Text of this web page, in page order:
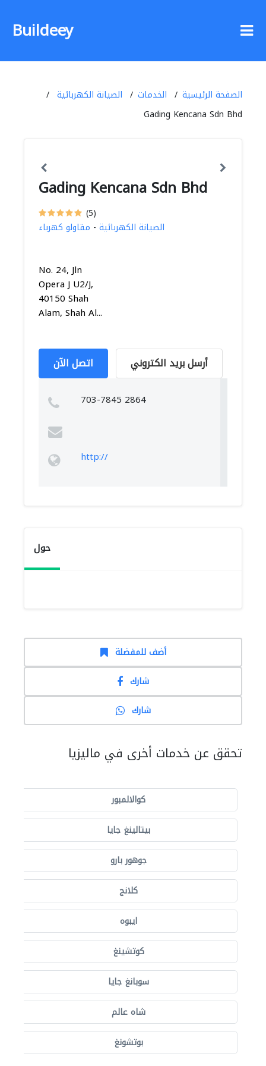
Buildeey
الصفحة الرئيسية الخدمات
الصيانة الكهربائية
Gading Kencana Sdn Bhd
Gading Kencana Sdn Bhd
(5)
الصيانة الكهربائية - مقاولو كهرباء
No. 24, Jln
Opera J U2/J,
40150 Shah
Alam, Shah Al...
اتصل الآن أرسل بريد الكتروني
703-7845 2864
http://
حول
أضف للمفضلة
شارك
شارك
تحقق عن خدمات أخرى في ماليزيا
كوالالمبور
بيتالينغ جايا
جوهور بارو
كلانج
ايبوه
كوتشينغ
سوبانغ جايا
شاه عالم
بوتشونغ